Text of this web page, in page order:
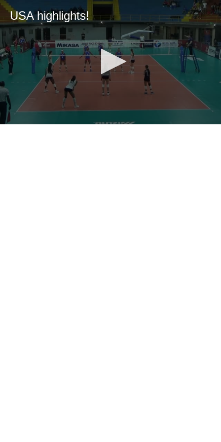
USA highlights!